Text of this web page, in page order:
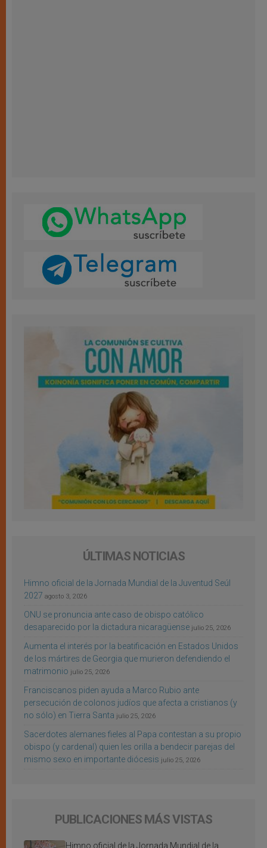
ÚLTIMAS NOTICIAS
Himno oficial de la Jornada Mundial de la Juventud Seúl
2027 agosto 3, 2026
ONU se pronuncia ante caso de obispo católico
desaparecido por la dictadura nicaragüense julio 25, 2026
Aumenta el interés por la beatificación en Estados Unidos
de los mártires de Georgia que murieron defendiendo el
matrimonio julio 25, 2026
Franciscanos piden ayuda a Marco Rubio ante
persecución de colonos judíos que afecta a cristianos (y
no sólo) en Tierra Santa julio 25, 2026
Sacerdotes alemanes fieles al Papa contestan a su propio
obispo (y cardenal) quien les orilla a bendecir parejas del
mismo sexo en importante diócesis julio 25, 2026
PUBLICACIONES MÁS VISTAS
Himno oficial de la Jornada Mundial de la